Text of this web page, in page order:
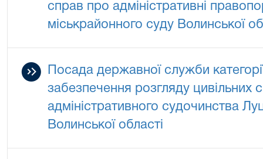
справ про адміністративні
міськрайонного суду Волинської
Посада державної служби
забезпечення розгляду цивільних
адміністративного судочинства
Волинської області